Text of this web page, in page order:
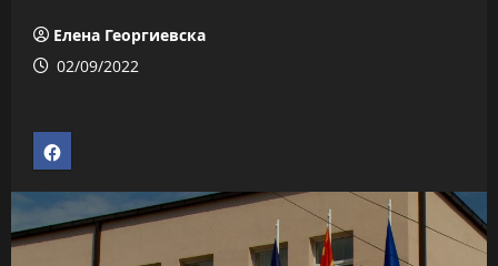
Елена Георгиевска
02/09/2022